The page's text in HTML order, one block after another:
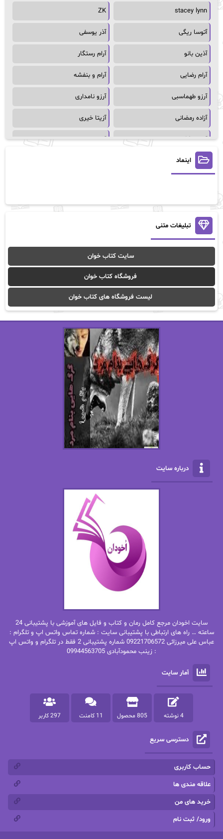
stacey lynn
ZK
آتوسا ریگی آذر یوسفی
آذین بانو آرام رستگار
آرام رضایی آرام و بنفشه
آرزو طهماسبی آرزو نامداری
آزاده رمضانی آزیتا خیری
آسمان64 آسمان۶۵
آسیه احمدی
آن ماری سلینکو آنا تاد
آنالیا
آوا موسوی آیدا (Aixi)
آیدا باقری آیسان صادقی
ا_اصغر زاده ا_اصغرزاده
اریک مورگنشترن از نیلوفر لاری
استل مسکم
اصغر زاده
اکرم محمدی
الف صاد
الکساندر دوما
الناز پاکپور‌
الناز محمدی
امیر فرهی
باران
بهار سلطانی
بهاره شیرازی
بهاره.م
بیتا فرخی
پاتریشیا ویلسون پرتو فرهمند
پرستو اسحقی
پرستو مهاجر
پرهام رسولی
پروانه قدیمی پروانه محمدی
پریسا شکور(طوفان خاموش)
پنلوپه وارد
تاران
اینماد
تبلیغات متنی
سایت کتاب خوان
فروشگاه کتاب خوان
لیست فروشگاه های کتاب خوان
درباره سایت
سایت اخودان مرجع کامل رمان و کتاب و فایل های آموزشی با پشتیبانی 24
ساعته … راه های ارتباطی با پشتیبانی سایت : شماره تماس واتس اپ و تلگرام :
عباس علی میرزائی 09221706572 شماره پشتیبانی 2 فقط در تلگرام و واتس اپ
: زینب محمودآبادی 09944563705
آمار سایت
4 نوشته 805 محصول 11 کامنت 297 کاربر
دسترسی سریع
حساب کاربری
علاقه مندی ها
خرید های من
ورود/ ثبت نام